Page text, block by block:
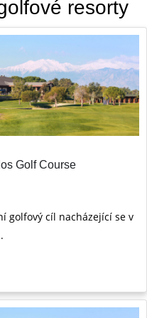
resorty
Golf Course
golfový cíl nacházející se v